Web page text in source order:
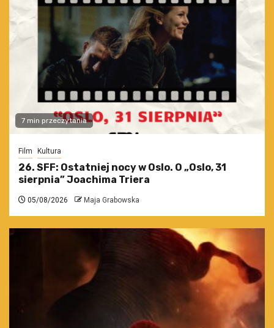
7 min przeczytania
Film Kultura
26. SFF: Ostatniej nocy w Oslo. O „Oslo, 31
sierpnia” Joachima Triera
05/08/2026 Maja Grabowska